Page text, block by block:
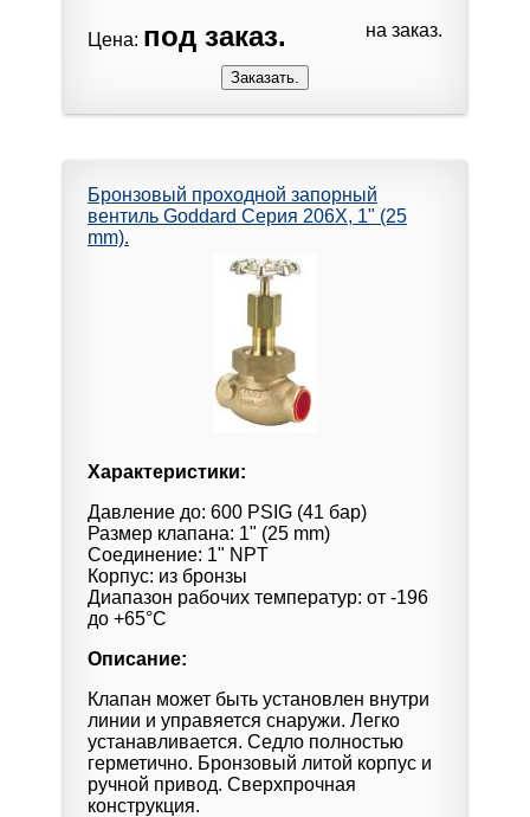
Цена: под заказ. на заказ.
Бронзовый проходной запорный
вентиль Goddard Серия 206X, 1" (25
mm).
Характеристики:
Давление до: 600 PSIG (41 бар)
Размер клапана: 1" (25 mm)
Соединение: 1" NPT
Корпус: из бронзы
Диапазон рабочих температур: от -196
до +65°С
Описание:
Клапан может быть установлен внутри
линии и управяется снаружи. Легко
устанавливается. Седло полностью
герметично. Бронзовый литой корпус и
ручной привод. Сверхпрочная
конструкция.